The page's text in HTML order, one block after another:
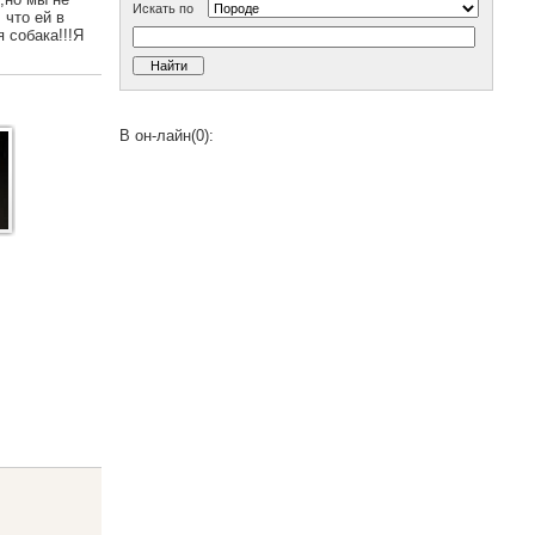
что ей в
собака!!!Я
Искать по
В он-лайн(0):